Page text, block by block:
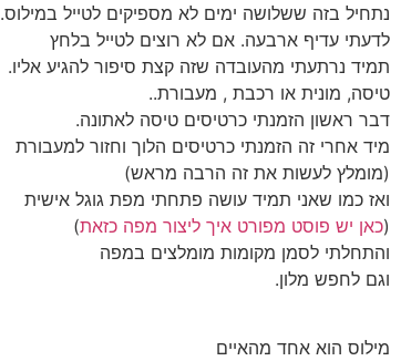
נתחיל בזה ששלושה ימים לא מספיקים לטייל במילוס.
לדעתי עדיף ארבעה. אם לא רוצים לטייל בלחץ
תמיד נרתעתי מהעובדה שזה קצת סיפור להגיע אליו.
טיסה, מונית או רכבת , מעבורת..
דבר ראשון הזמנתי כרטיסים טיסה לאתונה.
מיד אחרי זה הזמנתי כרטיסים הלוך וחזור למעבורת
(מומלץ לעשות את זה הרבה מראש)
ואז כמו שאני תמיד עושה פתחתי מפת גוגל אישית
(כאן יש פוסט מפורט איך ליצור מפה כזאת)
והתחלתי לסמן מקומות מומלצים במפה
וגם לחפש מלון.
מילוס הוא אחד מהאיים